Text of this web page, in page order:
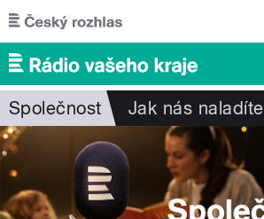
Přejít k hlavnímu obsahu
Společnost Jak nás naladíte